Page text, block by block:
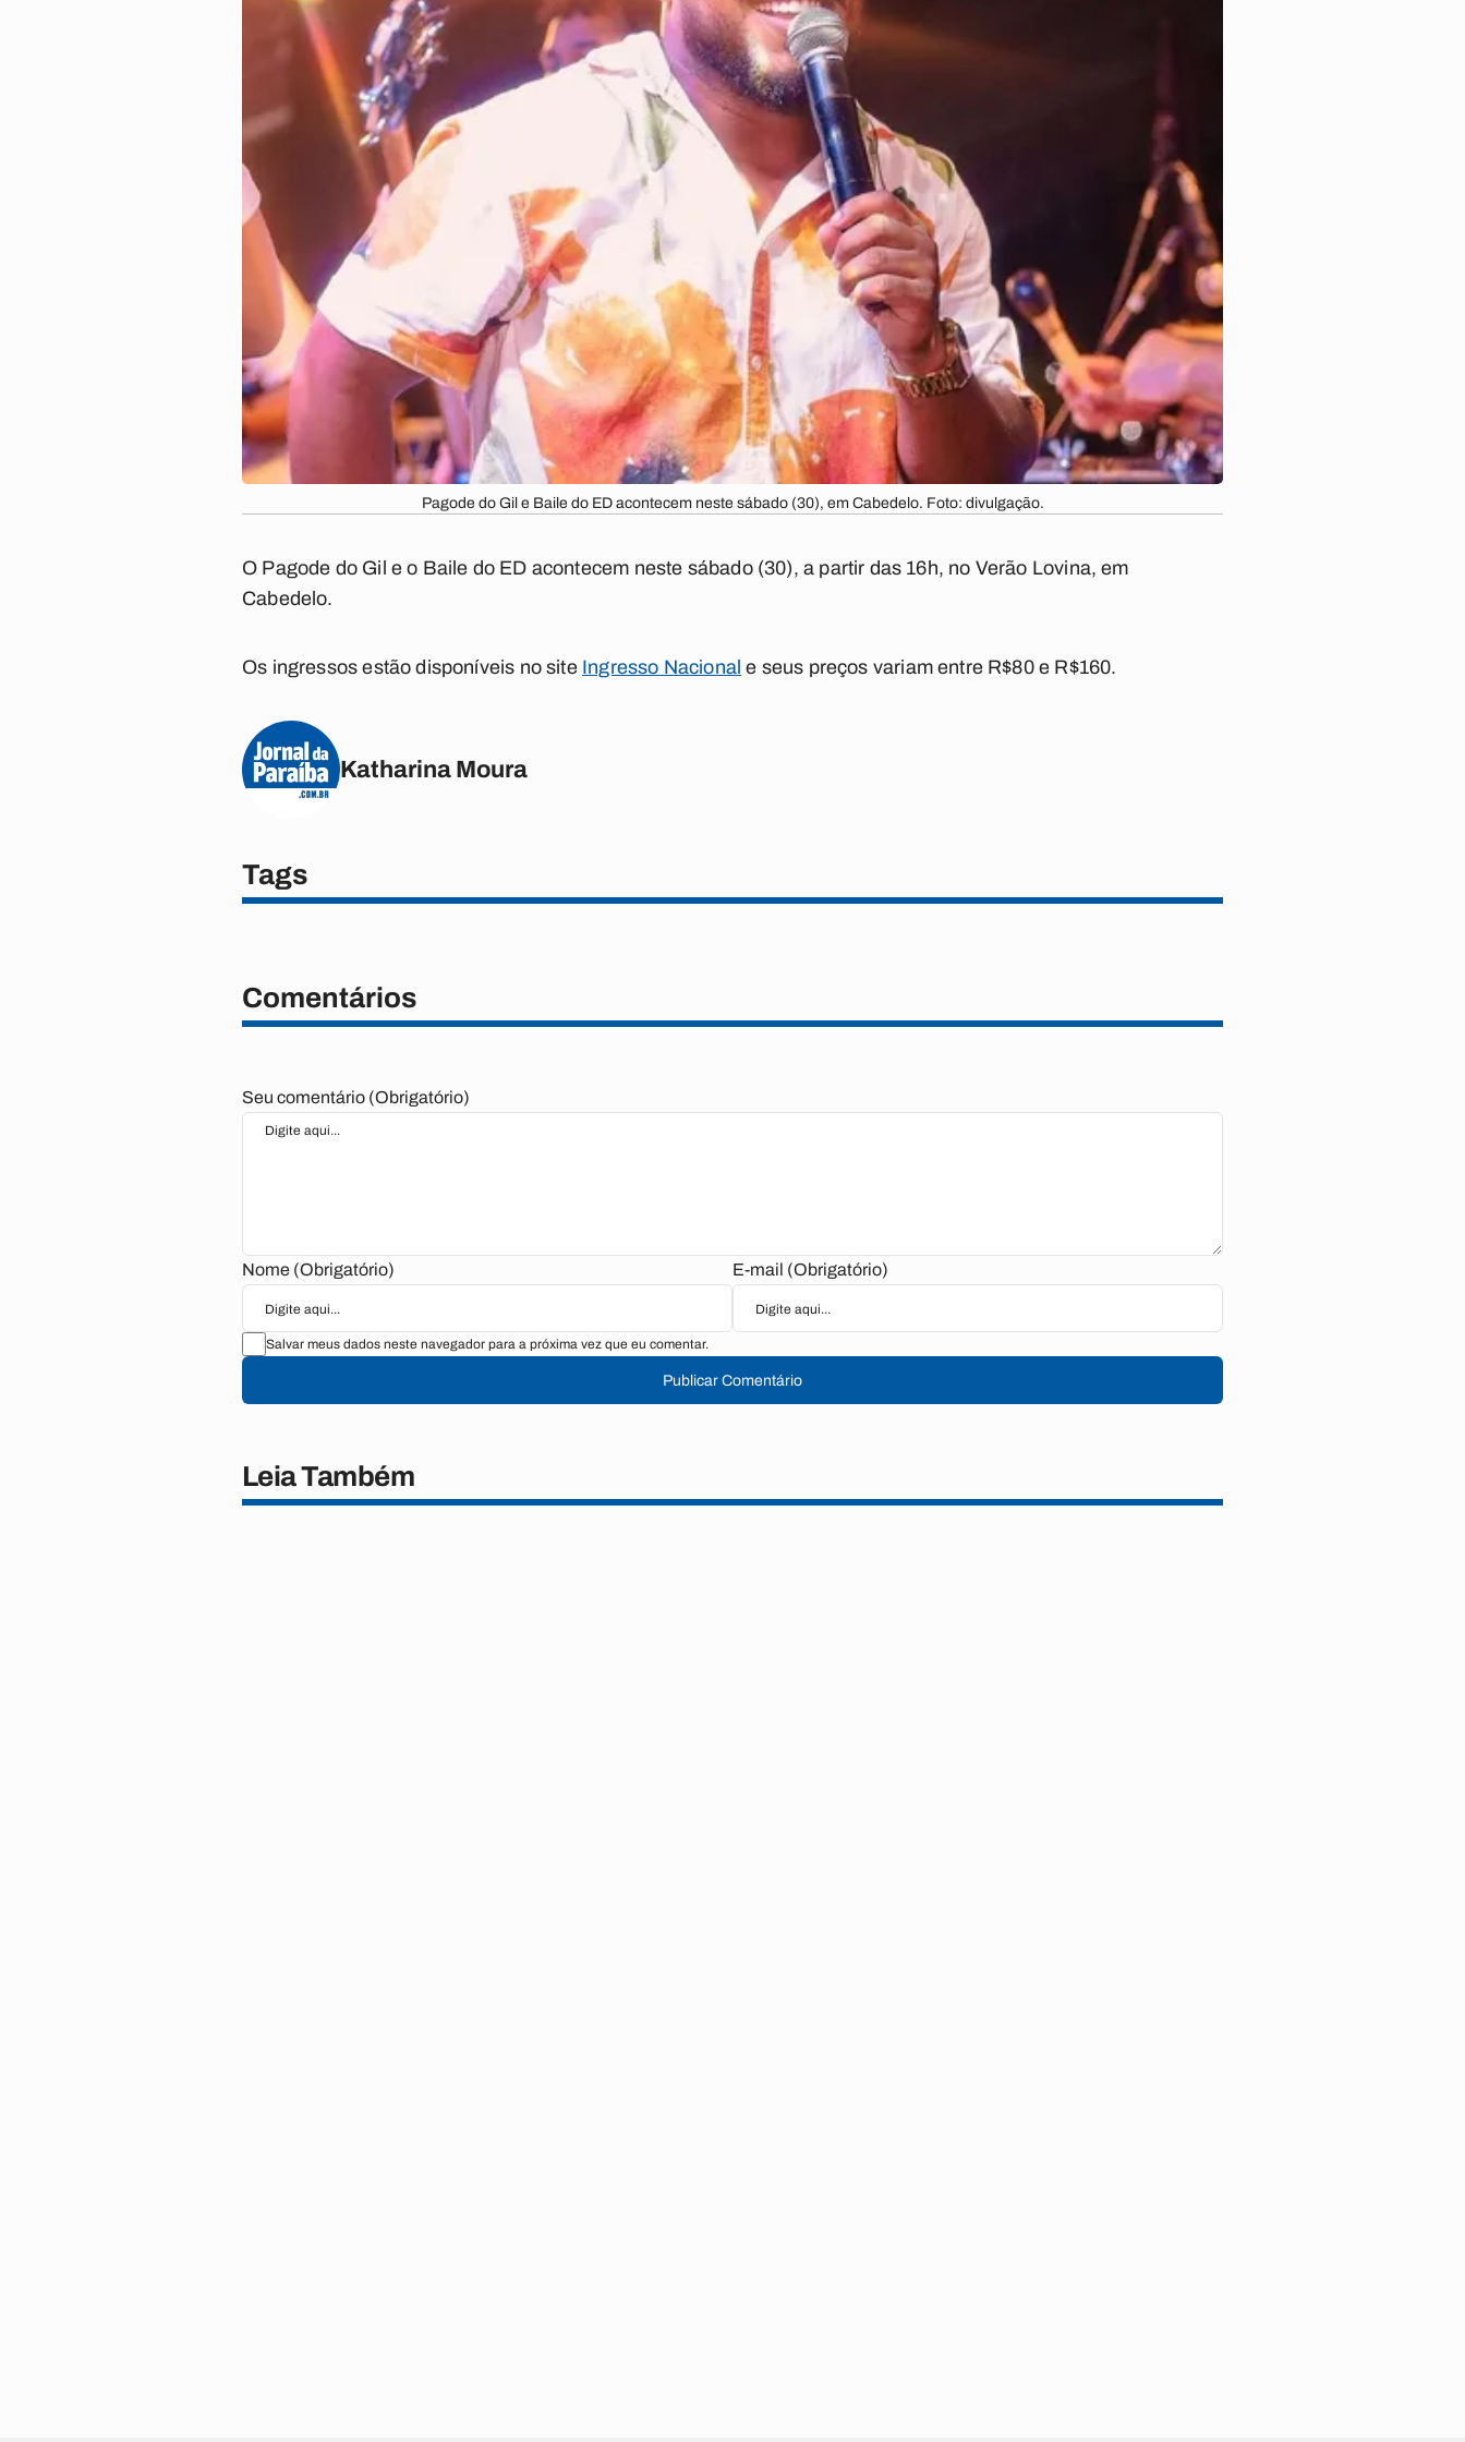
Pagode do Gil e Baile do ED acontecem neste sábado (30), em Cabedelo. Foto: divulgação.
O Pagode do Gil e o Baile do ED acontecem neste sábado (30), a partir das 16h, no Verão Lovina, em
Cabedelo.
Os ingressos estão disponíveis no site Ingresso Nacional e seus preços variam entre R$80 e R$160.
Katharina Moura
Tags
Comentários
Seu comentário (Obrigatório)
Nome (Obrigatório) E-mail (Obrigatório)
Salvar meus dados neste navegador para a próxima vez que eu comentar.
Publicar Comentário
Leia Também